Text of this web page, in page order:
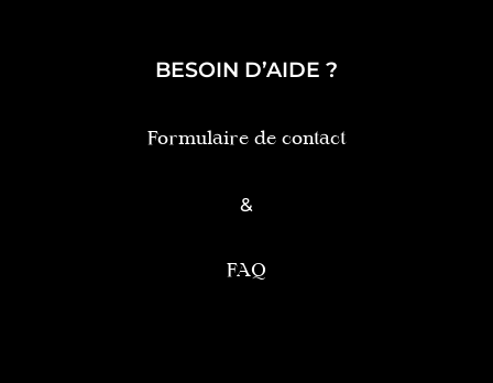
BESOIN D’AIDE ?
Formulaire de contact
&
FAQ